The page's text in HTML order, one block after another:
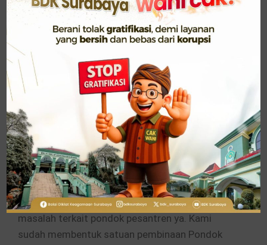
agama harus menjadi tempat paling aman bagi
anak-anak kita untuk belajar, harus menjadi
contoh masyarakat yang ideal”, ujar Menag.
Menag juga menjelaskan bahwa Kementerian
Agama sudah memperkuat regulasi dan
mekanisme pembinaan di satuan pendidikan
keagamaan, yang akan mengawasi kegiatan-
kegiatan yang dilakukan oleh pondok pesantren
dan mencegah penyimpangan-penyimpangan
yang terjadi.
“Ini akan menjadi concern kami, terutama
masalah terkait pondok pesantren ya. Kami
sudah membentuk satuan pembinaan Pondok